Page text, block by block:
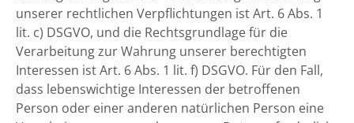
unserer rechtlichen Verpflichtungen ist Art. 6 Abs. 1
lit. c) DSGVO, und die Rechtsgrundlage für die
Verarbeitung zur Wahrung unserer berechtigten
Interessen ist Art. 6 Abs. 1 lit. f) DSGVO. Für den Fall,
dass lebenswichtige Interessen der betroffenen
Person oder einer anderen natürlichen Person eine